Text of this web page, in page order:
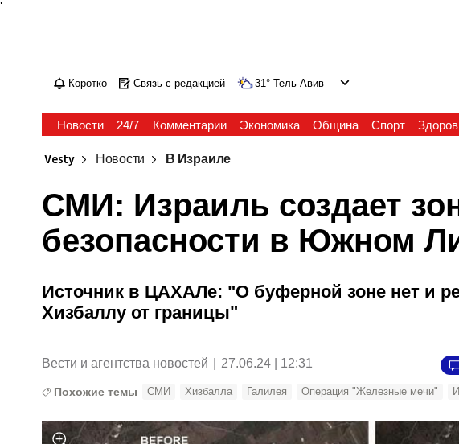
'
Коротко Связь с редакцией 31° Тель-Авив
Новости 24/7 Комментарии Экономика Община Спорт
Vesty Новости В Израиле
СМИ: Израиль создает
безопасности в Южном
Источник в ЦАХАЛе: "О буферной зоне нет и
Хизбаллу от границы"
Вести и агентства новостей 27.06.24 | 12:31
Похожие темы СМИ Хизбалла Галилея Операция "Железные мечи"